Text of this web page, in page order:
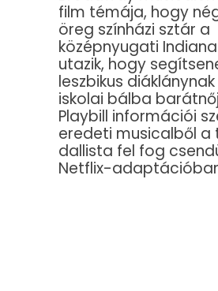
film témája, hogy
öreg színházi sztár a
középnyugati
utazik, hogy
leszbikus
iskolai bálba
Playbill információi
eredeti musicalből a
dallista fel fog
Netflix-